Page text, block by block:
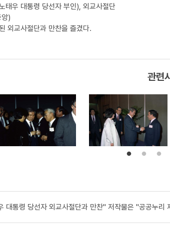
태우 대통령 당선자 부인), 외교사절단
)
외교사절단과 만찬을 즐겼다.
관련
대통령 당선자 외교사절단과 만찬" 저작물은 "공공누